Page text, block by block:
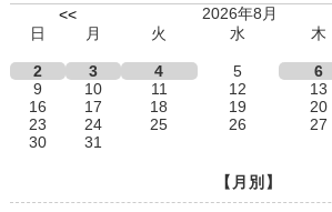
<<
2026年8月
日
月 火 水 木
2
3 4 5 6
9
10 11 12 13
16
17 18 19 20
23
24 25 26 27
30
31
【月別】